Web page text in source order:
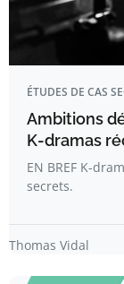
ÉTUDES DE CAS
Ambitions
K-dramas
EN BREF K-
secrets.
Thomas Vidal